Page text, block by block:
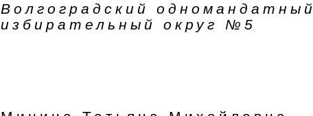
Волгоградский одномандатный
избирательный округ №5